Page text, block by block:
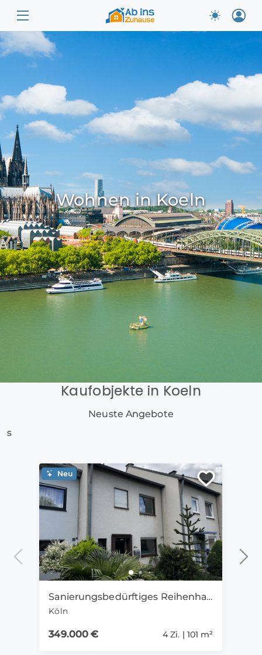
Wohnen in Koeln
Kaufobjekte in Koeln
Neuste Angebote
s
Sanierungsbedürftiges Reihenhaus mit großem Entwicklungspotenzial
Köln
349.000 € 4 Zi. | 101 m²
Neu